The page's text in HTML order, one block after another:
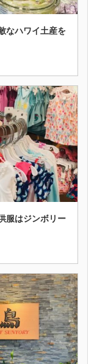
なハワイ土産を
服はジンボリー